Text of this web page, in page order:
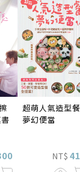
超萌人氣造型
夢幻便當
NT$